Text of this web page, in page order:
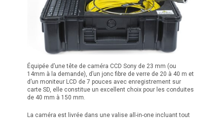
Équipée d’une tête de caméra CCD Sony de 23 mm (ou
14mm à la demande), d’un jonc fibre de verre de 20 à 40 m et
d’un moniteur LCD de 7 pouces avec enregistrement sur
carte SD, elle constitue un excellent choix pour les conduites
de 40 mm à 150 mm.
La caméra est livrée dans une valise all-in-one incluant tout